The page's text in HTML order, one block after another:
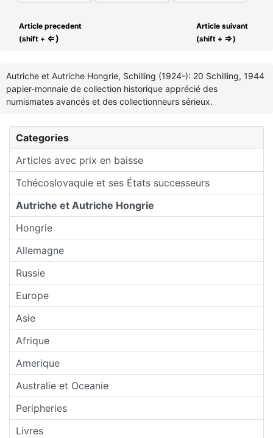
Categories
Articles avec prix en baisse
Tchécoslovaquie et ses États successeurs
Autriche et Autriche Hongrie
Hongrie
Allemagne
Russie
Europe
Asie
Afrique
Amerique
Australie et Oceanie
Peripheries
Livres
Article precedent
(shift + ⇐)
Article suivant
(shift + ⇒)
Autriche et Autriche Hongrie, Schilling (1924-): 20 Schilling, 1944
papier-monnaie de collection historique apprécié des
numismates avancés et des collectionneurs sérieux.